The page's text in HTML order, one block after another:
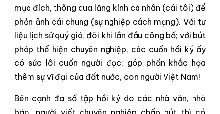
mục đích, thông qua lăng kính cá nhân (cái tôi) để
phản ảnh cái chung (sự nghiệp cách mạng). Với tư
liệu lịch sử quý giá, đôi khi lần đầu công bố; với bút
pháp thể hiện chuyên nghiệp, các cuốn hồi ký ấy
có sức lôi cuốn người đọc; góp phần khắc họa
thêm sự vĩ đại của đất nước, con người Việt Nam!
Bên cạnh đa số tập hồi ký do các nhà văn, nhà